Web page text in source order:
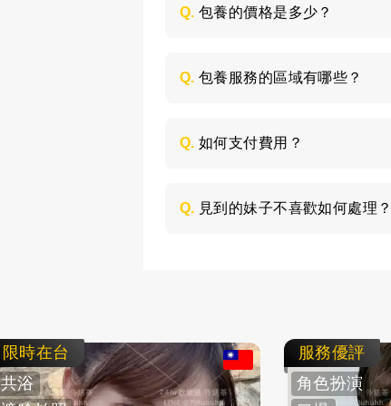
Q. 包養的價格是多少？
Q. 包養服務的區域有哪些？
Q. 如何支付費用？
Q. 見到的妹子不喜歡如何處理？
限時在台
共浴
服務優評
角色扮演